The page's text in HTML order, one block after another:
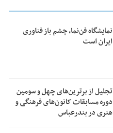
نمایشگاه فن‌نما، چشم باز فناوری
ایران است
تجلیل از بر‌ترین‌های چهل و سومین
دوره مسابقات کانون‌های فرهنگی و
هنری در بندرعباس